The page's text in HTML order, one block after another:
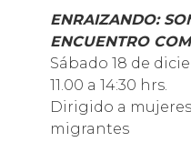
ENRAIZANDO:
ENCUENTRO
Sábado 18 de
11.00 a 14:30 hrs.
Dirigido a
migrantes